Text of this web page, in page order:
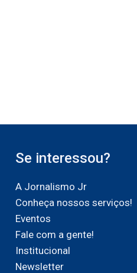
Se interessou?
A Jornalismo Jr
Conheça nossos serviços!
Eventos
Fale com a gente!
Institucional
Newsletter